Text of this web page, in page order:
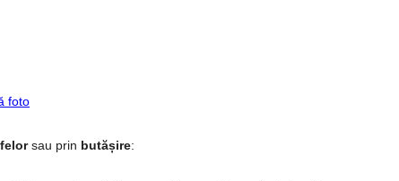
foto
sau prin butășire: